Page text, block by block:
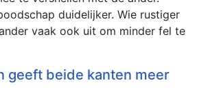
duidelijker. Wie rustiger
vaak ook uit om minder fel te
geeft beide kanten meer